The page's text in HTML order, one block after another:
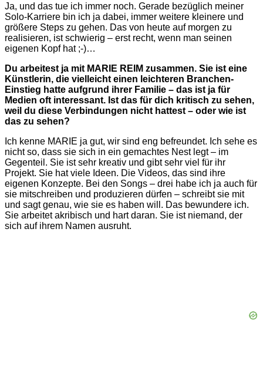
Ja, und das tue ich immer noch. Gerade bezüglich meiner
Solo-Karriere bin ich ja dabei, immer weitere kleinere und
größere Steps zu gehen. Das von heute auf morgen zu
realisieren, ist schwierig – erst recht, wenn man seinen
eigenen Kopf hat ;-)…
Du arbeitest ja mit MARIE REIM zusammen. Sie ist eine
Künstlerin, die vielleicht einen leichteren Branchen-
Einstieg hatte aufgrund ihrer Familie – das ist ja für
Medien oft interessant. Ist das für dich kritisch zu sehen,
weil du diese Verbindungen nicht hattest – oder wie ist
das zu sehen?
Ich kenne MARIE ja gut, wir sind eng befreundet. Ich sehe es
nicht so, dass sie sich in ein gemachtes Nest legt – im
Gegenteil. Sie ist sehr kreativ und gibt sehr viel für ihr
Projekt. Sie hat viele Ideen. Die Videos, das sind ihre
eigenen Konzepte. Bei den Songs – drei habe ich ja auch für
sie mitschreiben und produzieren dürfen – schreibt sie mit
und sagt genau, wie sie es haben will. Das bewundere ich.
Sie arbeitet akribisch und hart daran. Sie ist niemand, der
sich auf ihrem Namen ausruht.